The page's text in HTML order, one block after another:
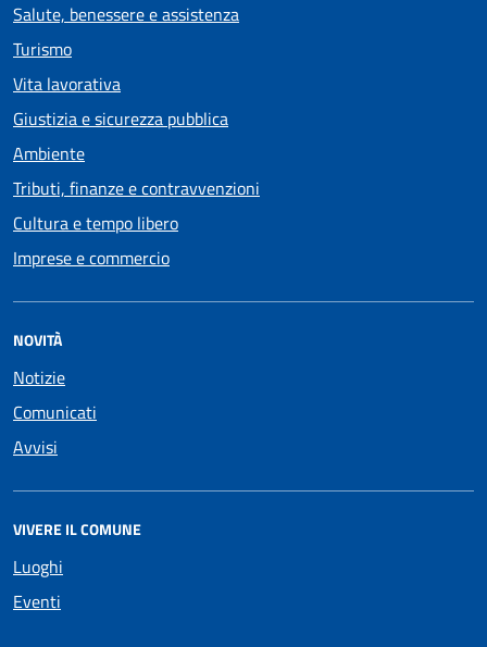
Salute, benessere e assistenza
Turismo
Vita lavorativa
Giustizia e sicurezza pubblica
Ambiente
Tributi, finanze e contravvenzioni
Cultura e tempo libero
Imprese e commercio
NOVITÀ
Notizie
Comunicati
Avvisi
VIVERE IL COMUNE
Luoghi
Eventi